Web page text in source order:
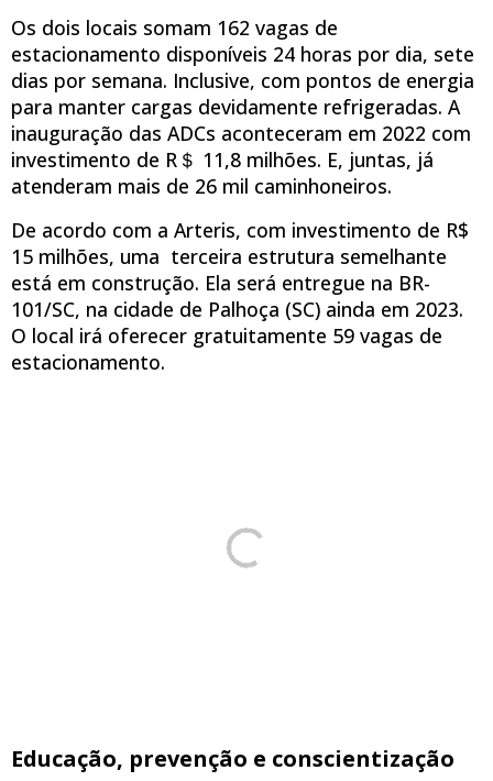
Os dois locais somam 162 vagas de
estacionamento disponíveis 24 horas por dia, sete
dias por semana. Inclusive, com pontos de energia
para manter cargas devidamente refrigeradas. A
inauguração das ADCs aconteceram em 2022 com
investimento de R＄ 11,8 milhões. E, juntas, já
atenderam mais de 26 mil caminhoneiros.
De acordo com a Arteris, com investimento de R$
15 milhões, uma terceira estrutura semelhante
está em construção. Ela será entregue na BR-
101/SC, na cidade de Palhoça (SC) ainda em 2023.
O local irá oferecer gratuitamente 59 vagas de
estacionamento.
Educação, prevenção e conscientização